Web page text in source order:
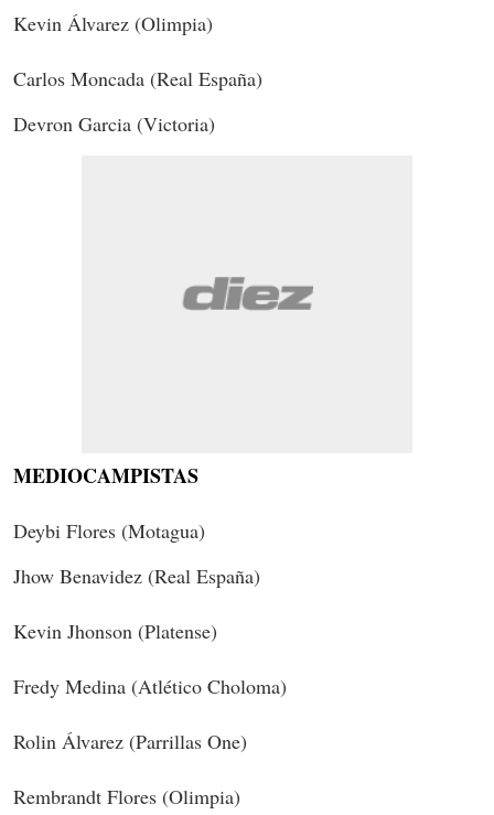
Kevin Álvarez (Olimpia)
Carlos Moncada (Real España)
Devron Garcia (Victoria)
MEDIOCAMPISTAS
Deybi Flores (Motagua)
Jhow Benavidez (Real España)
Kevin Jhonson (Platense)
Fredy Medina (Atlético Choloma)
Rolin Álvarez (Parrillas One)
Rembrandt Flores (Olimpia)